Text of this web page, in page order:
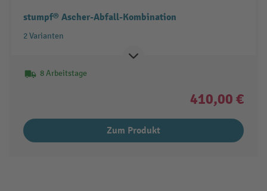
stumpf® Ascher-Abfall-Kombination
2 Varianten
8 Arbeitstage
410,00 €
Zum Produkt